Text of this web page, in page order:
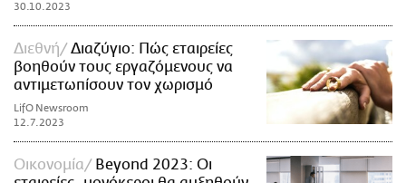
30.10.2023
Διεθνή
Διαζύγιο: Πώς εταιρείες
βοηθούν τους εργαζόμενους να
αντιμετωπίσουν τον χωρισμό
LifO Newsroom
12.7.2023
Οικονομία
Beyond 2023: Οι